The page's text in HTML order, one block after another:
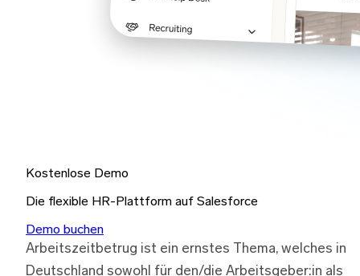
Kostenlose Demo
Die flexible HR-Plattform auf Salesforce
Demo buchen
Arbeitszeitbetrug ist ein ernstes Thema, welches in
Deutschland sowohl für den/die Arbeitsgeber:in als